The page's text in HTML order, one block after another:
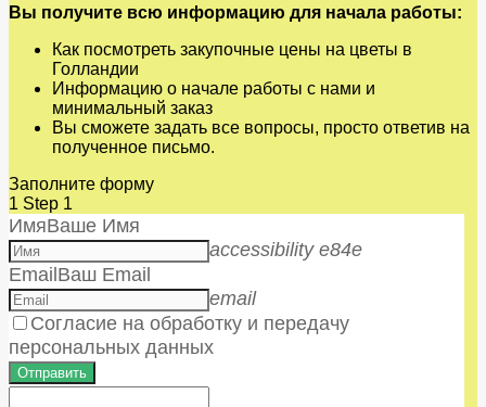
Вы получите всю информацию для начала работы:
Как посмотреть закупочные цены на цветы в
Голландии
Информацию о начале работы с нами и
минимальный заказ
Вы сможете задать все вопросы, просто ответив на
полученное письмо.
Заполните форму
1 Step 1
ИмяВаше Имя
accessibility e84e
EmailВаш Email
email
Согласие на обработку и передачу
персональных данных
Отправить